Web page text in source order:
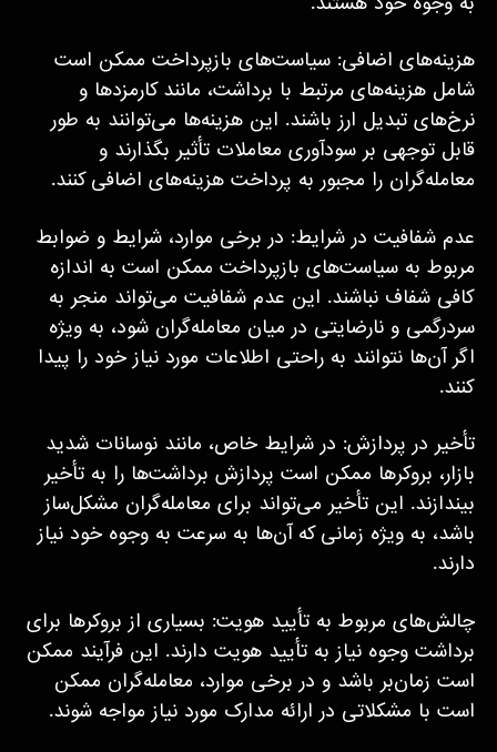
هزینه‌های اضافی: سیاست‌های بازپرداخت ممکن است
شامل هزینه‌های مرتبط با برداشت، مانند کارمزدها و
نرخ‌های تبدیل ارز باشند. این هزینه‌ها می‌توانند به طور
قابل توجهی بر سودآوری معاملات تأثیر بگذارند و
معامله‌گران را مجبور به پرداخت هزینه‌های اضافی کنند.
عدم شفافیت در شرایط: در برخی موارد، شرایط و ضوابط
مربوط به سیاست‌های بازپرداخت ممکن است به اندازه
کافی شفاف نباشند. این عدم شفافیت می‌تواند منجر به
سردرگمی و نارضایتی در میان معامله‌گران شود، به ویژه
اگر آن‌ها نتوانند به راحتی اطلاعات مورد نیاز خود را پیدا
کنند.
تأخیر در پردازش: در شرایط خاص، مانند نوسانات شدید
بازار، بروکرها ممکن است پردازش برداشت‌ها را به تأخیر
بیندازند. این تأخیر می‌تواند برای معامله‌گران مشکل‌ساز
باشد، به ویژه زمانی که آن‌ها به سرعت به وجوه خود نیاز
دارند.
چالش‌های مربوط به تأیید هویت: بسیاری از بروکرها برای
برداشت وجوه نیاز به تأیید هویت دارند. این فرآیند ممکن
است زمان‌بر باشد و در برخی موارد، معامله‌گران ممکن
است با مشکلاتی در ارائه مدارک مورد نیاز مواجه شوند.